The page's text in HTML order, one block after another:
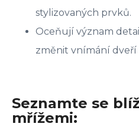
stylizovaných prvků.
Oceňují význam
změnit vnímání dveří
Seznamte se
mřížemi: